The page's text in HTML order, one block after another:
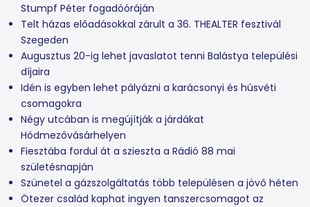
Stumpf Péter fogadóóráján
Telt házas előadásokkal zárult a 36. THEALTER fesztivál
Szegeden
Augusztus 20-ig lehet javaslatot tenni Balástya települési
díjaira
Idén is egyben lehet pályázni a karácsonyi és húsvéti
csomagokra
Négy utcában is megújítják a járdákat
Hódmezővásárhelyen
Fiesztába fordul át a szieszta a Rádió 88 mai
születésnapján
Szünetel a gázszolgáltatás több településen a jövő héten
Ötezer család kaphat ingyen tanszercsomagot az